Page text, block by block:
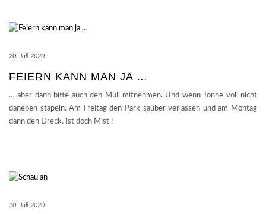
20. Juli 2020
FEIERN KANN MAN JA …
… aber dann bitte auch den Müll mitnehmen. Und wenn Tonne voll nicht
daneben stapeln. Am Freitag den Park sauber verlassen und am Montag
dann den Dreck. Ist doch Mist !
10. Juli 2020